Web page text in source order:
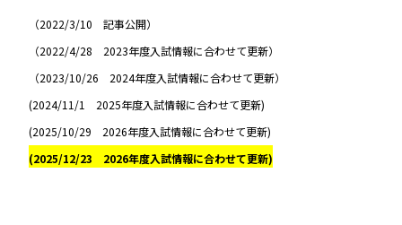
（2022/3/10 記事公開）
（2022/4/28 2023年度入試情報に合わせて更新）
（2023/10/26 2024年度入試情報に合わせて更新）
(2024/11/1 2025年度入試情報に合わせて更新)
(2025/10/29 2026年度入試情報に合わせて更新)
(2025/12/23 2026年度入試情報に合わせて更新)